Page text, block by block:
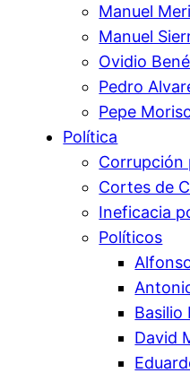
Manuel
Manuel
Ovidio
Pedro
Pepe
Política
Corrupción
Cortes de
Ineficacia
Políticos
Basilio
David